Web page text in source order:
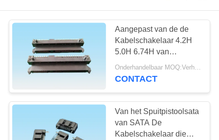
PRODUCTEN
ONGEVEER
ONS
FABRIEKSREIS
KWALITEITSCONTROLE
Aangepast van de de
Kabelschakelaar 4.2H
5.0H 6.74H van
Kleurensata Vrouwelijk
Soldeerseltype
Onderhandelbaar MOQ:Verhandelbaar
CONTACT
Van het Spuitpistoolsata
van SATA De
Kabelschakelaar die